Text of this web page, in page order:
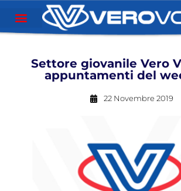
Settore giovanile Vero
appuntamenti del
22 Novembre 2019